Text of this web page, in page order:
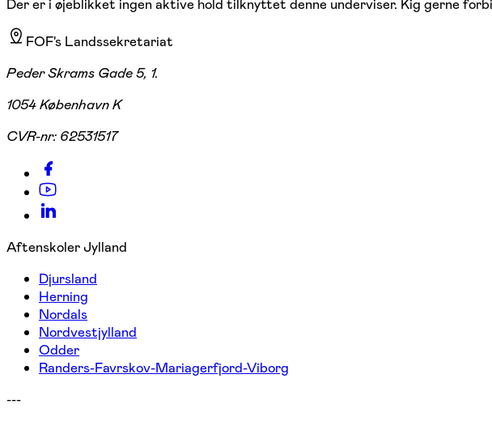
Der er i øjeblikket ingen aktive hold tilknyttet denne underviser. Kig gerne
FOF's Landssekretariat
Peder Skrams Gade 5, 1.
1054 København K
CVR-nr: 62531517
Aftenskoler Jylland
Djursland
Herning
Nordals
Nordvestjylland
Odder
Randers-Favrskov-Mariagerfjord-Viborg
---